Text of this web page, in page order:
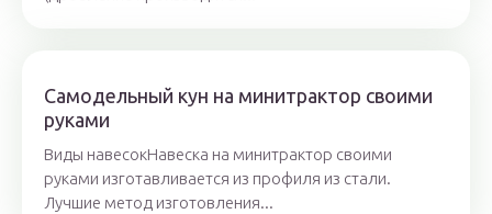
Самодельный кун на минитрактор своими
руками
Виды навесокНавеска на минитрактор своими
руками изготавливается из профиля из стали.
Лучшие метод изготовления...